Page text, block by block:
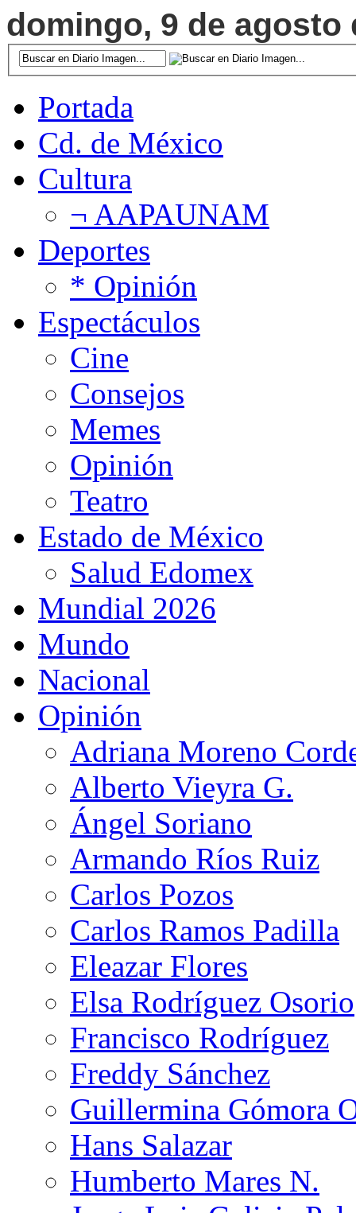
domingo, 9 de agosto
Portada
Cd. de México
Cultura
¬ AAPAUNAM
Deportes
* Opinión
Espectáculos
Cine
Consejos
Memes
Opinión
Teatro
Estado de México
Salud Edomex
Mundial 2026
Mundo
Nacional
Opinión
Adriana Moreno
Alberto Vieyra G.
Ángel Soriano
Armando Ríos Ruiz
Carlos Pozos
Carlos Ramos Padilla
Eleazar Flores
Elsa Rodríguez Osorio
Francisco Rodríguez
Freddy Sánchez
Guillermina Gómora
Hans Salazar
Humberto Mares N.